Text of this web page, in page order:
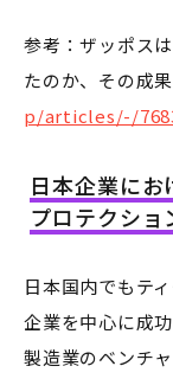
参考：ザッポス
たのか、その成
p/articles/-/
日本企業に
プロテクショ
日本国内でもテ
企業を中心に成
製造業のベンチ